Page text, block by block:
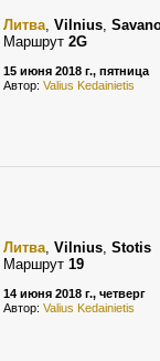
Литва, Vilnius,
Маршрут 2G
15 июня 2018 г., пятница
Автор: Valius Kedainietis
Литва, Vilnius, Stotis
Маршрут 19
14 июня 2018 г., четверг
Автор: Valius Kedainietis